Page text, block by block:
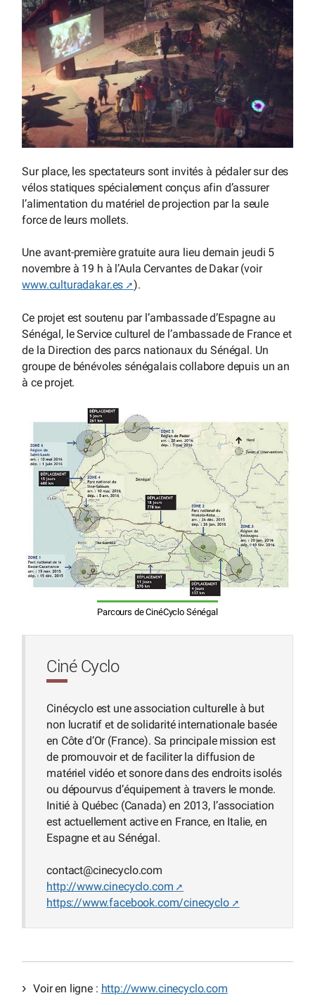
Sur place, les spectateurs sont invités à pédaler sur des
vélos statiques spécialement conçus afin d’assurer
l’alimentation du matériel de projection par la seule
force de leurs mollets.
Une avant-première gratuite aura lieu demain jeudi 5
novembre à 19 h à l’Aula Cervantes de Dakar (voir
www.culturadakar.es
).
Ce projet est soutenu par l’ambassade d’Espagne au
Sénégal, le Service culturel de l’ambassade de France et
de la Direction des parcs nationaux du Sénégal. Un
groupe de bénévoles sénégalais collabore depuis un an
à ce projet.
Parcours de CinéCyclo Sénégal
Ciné Cyclo
Cinécyclo est une association culturelle à but
non lucratif et de solidarité internationale basée
en Côte d’Or (France). Sa principale mission est
de promouvoir et de faciliter la diffusion de
matériel vidéo et sonore dans des endroits isolés
ou dépourvus d’équipement à travers le monde.
Initié à Québec (Canada) en 2013, l’association
est actuellement active en France, en Italie, en
Espagne et au Sénégal.
contact@cinecyclo.com
http://www.cinecyclo.com
https://www.facebook.com/cinecyclo
Voir en ligne : http://www.cinecyclo.com